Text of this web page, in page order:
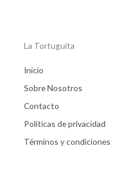
La Tortuguita
Inicio
Sobre Nosotros
Contacto
Politicas de privacidad
Términos y condiciones